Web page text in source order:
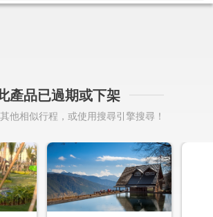
產品已過期或下架
他相似行程，或使用搜尋引擎搜尋！